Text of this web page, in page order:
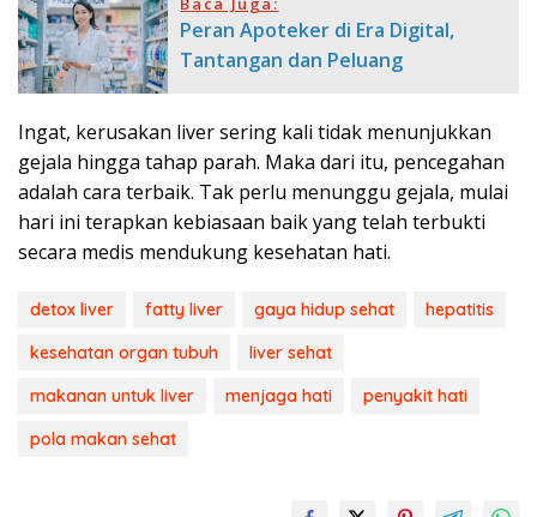
Peran Apoteker di Era Digital,
Tantangan dan Peluang
Ingat, kerusakan liver sering kali tidak menunjukkan
gejala hingga tahap parah. Maka dari itu, pencegahan
adalah cara terbaik. Tak perlu menunggu gejala, mulai
hari ini terapkan kebiasaan baik yang telah terbukti
secara medis mendukung kesehatan hati.
detox liver fatty liver gaya hidup sehat
hepatitis
kesehatan organ tubuh
liver sehat
makanan untuk liver
menjaga hati
penyakit hati
pola makan sehat